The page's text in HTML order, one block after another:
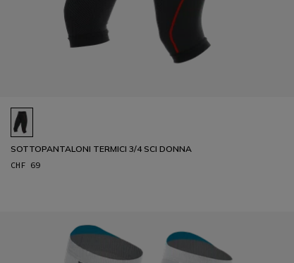
SOTTOPANTALONI TERMICI 3/4 SCI DONNA
CHF 69